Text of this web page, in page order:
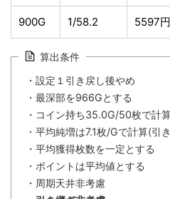
900G 1/58.2 5597円
算出条件
・設定１引き戻し後やめ
・最深部を966Gとする
・コイン持ち35.0G/50枚で計
・平均純増は7.1枚/Gで計算(引
・平均獲得枚数を一定とする
・ポイントは平均値とする
・周期天井非考慮